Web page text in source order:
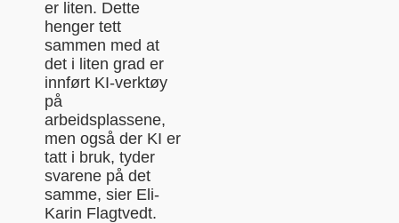
er liten. Dette
henger tett
sammen med at
det i liten grad er
innført KI-verktøy
på
arbeidsplassene,
men også der KI er
tatt i bruk, tyder
svarene på det
samme, sier Eli-
Karin Flagtvedt.